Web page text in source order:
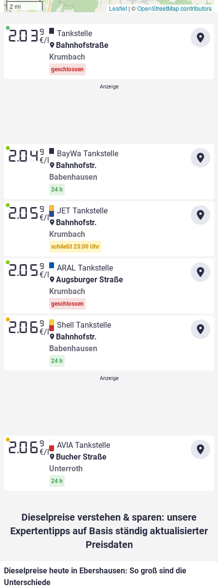
2 mi
Leaflet | ©OpenStreetMap contributors
2.03 9
€/l
Tankstelle
Bahnhofstraße
Krumbach
geschlossen
2.04 9
€/l
BayWa Tankstelle
Bahnhofstr.
Babenhausen
24 h
2.05 9
€/l
JET Tankstelle
Bahnhofstr.
Krumbach
schließt 23:00 Uhr
2.05 9
€/l
ARAL Tankstelle
Augsburger Straße
Krumbach
geschlossen
2.06 9
€/l
Shell Tankstelle
Bahnhofstr.
Babenhausen
24 h
2.06 9
€/l
AVIA Tankstelle
Bucher Straße
Unterroth
24 h
Dieselpreise verstehen & sparen: unsere
Expertentipps auf Basis ständig aktualisierter
Preisdaten
Dieselpreise heute in Ebershausen: So groß sind die
Unterschiede